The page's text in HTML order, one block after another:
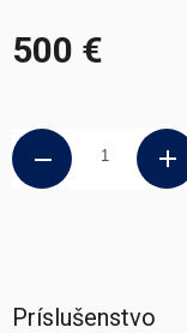
500 €
Príslušenstvo